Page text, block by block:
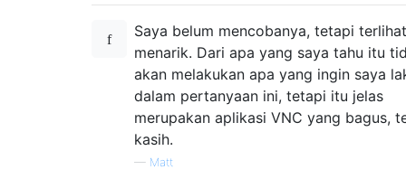
Saya belum mencobanya, tetapi terlihat
menarik. Dari apa yang saya tahu itu
akan melakukan apa yang ingin saya
dalam pertanyaan ini, tetapi itu jelas
merupakan aplikasi VNC yang bagus,
kasih.
— Matt